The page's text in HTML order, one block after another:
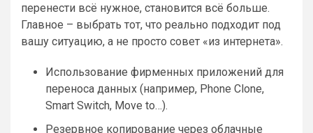
перенести всё нужное, становится всё больше.
Главное – выбрать тот, что реально подходит под
вашу ситуацию, а не просто совет «из интернета».
Использование фирменных приложений для
переноса данных (например, Phone Clone,
Smart Switch, Move to…).
Резервное копирование через облачные